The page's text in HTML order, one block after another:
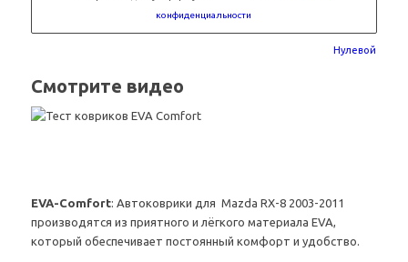
Нулевой
конфиденциальности
Смотрите видео
EVA-Comfort: Автоковрики для Mazda RX-8 2003-2011
производятся из приятного и лёгкого материала EVA,
который обеспечивает постоянный комфорт и удобство.